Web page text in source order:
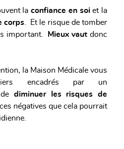
laconfiance en soi et la
corps. Et le risque de tomber
important. Mieux vaut donc
la Maison Médicale vous
encadrés par un
diminuer les risques de
négatives que cela pourrait